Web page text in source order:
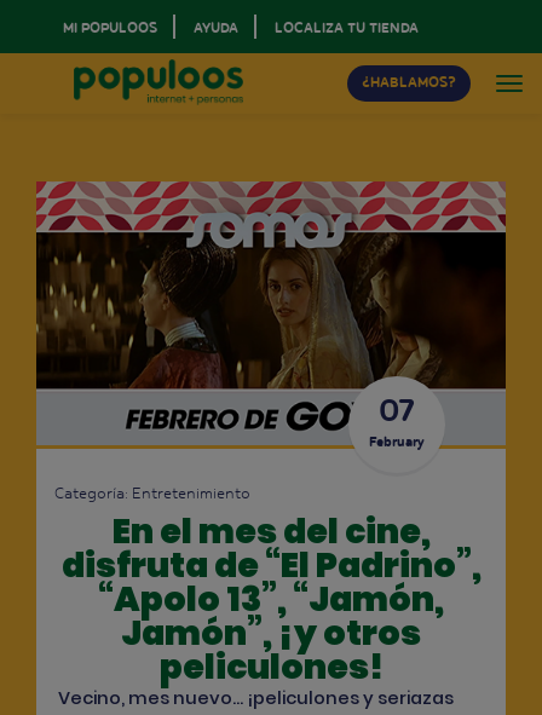
MI POPULOOS AYUDA LOCALIZA TU TIENDA
¿HABLAMOS?
07
February
Categoría: Entretenimiento
En el mes del cine,
disfruta de “El Padrino”,
“Apolo 13”, “Jamón,
Jamón”, ¡y otros
peliculones!
Vecino, mes nuevo… ¡peliculones y seriazas